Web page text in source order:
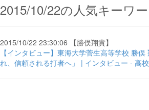
2015/10/22の人気キーワ
2015/10/22 23:30:06 【勝俣翔貴】
【インタビュー】東海大学菅生高等学校 勝
れ、信頼される打者へ」 | インタビュー - 高